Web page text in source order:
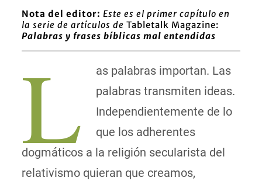
Nota del editor: Este es el primer capítulo en
la serie de artículos de Tabletalk Magazine:
Palabras y frases bíblicas mal entendidas
L
as palabras importan. Las
palabras transmiten ideas.
Independientemente de lo
que los adherentes
dogmáticos a la religión secularista del
relativismo quieran que creamos,